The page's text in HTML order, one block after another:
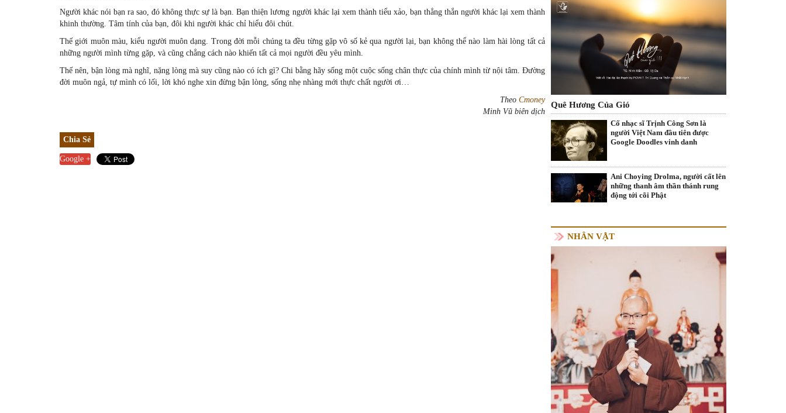
Người khác nói bạn ra sao, đó không thực sự là bạn. Bạn thiện lương người khác lạixem thành tiểu xảo, bạn thẳng thắn người khác lại xem thành
khinh thường. Tâm tính của bạn, đôi khi người khác chỉ hiểu đôi chút.
Thế giới muôn màu, kiểu người muôn dạng. Trong đời mỗi chúng ta đều từng gặp vô số kẻ qua người lại, bạn không thể nào làm hài lòng tất cả
những người mình từng gặp, và cũng chẳng cách nào khiến tất cả mọi người đều yêu mình.
Thế nên, bận lòng mà nghĩ, nặng lòng mà suy cũng nào có ích gì? Chi bằng hãy sống một cuộc sống chân thực của chính mình từ nội tâm. Đường
đời muôn ngả, tự mình có lối, lời khó nghe xin đừng bận lòng, sống nhẹ nhàng mới thực chất người ơi…
Theo Cmoney
Minh Vũ biên dịch
Chia Sẻ
Google +
Quê Hương Của Gió
Cố nhạc sĩ Trịnh Công Sơn là
người Việt Nam đầu tiên được
Google Doodles vinh danh
Ani Choying Drolma, người cất lên
những thanh âm thần thánh rung
động tới cõi Phật
NHÂN VẬT